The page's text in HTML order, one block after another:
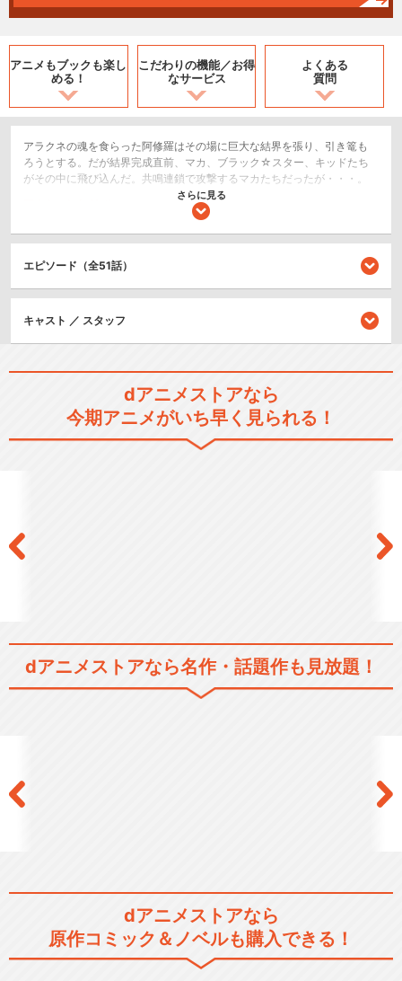
アニメもブックも楽し
める！
こだわりの機能／お得
なサービス
よくある
質問
アラクネの魂を食らった阿修羅はその場に巨大な結界を張り、引き篭も
ろうとする。だが結界完成直前、マカ、ブラック☆スター、キッドたち
がその中に飛び込んだ。共鳴連鎖で攻撃するマカたちだったが・・・。
シリーズ／関連のアニメ作品
さらに見る
閉じる
エピソード（全51話）
キャスト ／ スタッフ
dアニメストアなら
今期アニメがいち早く見られる！
dアニメストアなら名作・話題作も見放題！
dアニメストアなら
原作コミック＆ノベルも購入できる！